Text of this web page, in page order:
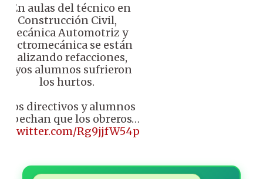
♦️ En aulas del técnico en
Construcción Civil,
Mecánica Automotriz y
Electromecánica se están
realizando refacciones,
cuyos alumnos sufrieron
los hurtos.
Los directivos y alumnos
que los obreros…
Rg9jjfW54p